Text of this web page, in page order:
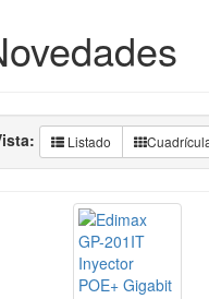
Listado